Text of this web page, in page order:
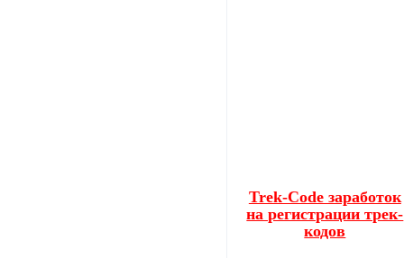
Trek-Code заработок
на регистрации трек-
кодов